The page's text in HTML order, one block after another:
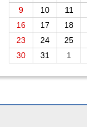
9
10 11
16
17 18
23
24 25
30
31 1